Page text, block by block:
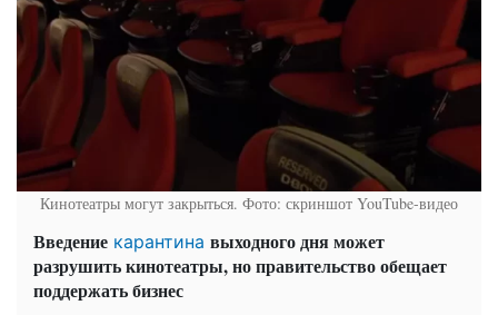
Кинотеатры могут закрыться. Фото: скриншот YouTube-видео
Введение карантина выходного дня может
разрушить кинотеатры, но правительство обещает
поддержать бизнес